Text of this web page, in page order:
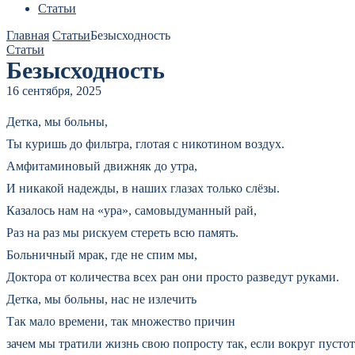
Статьи
Главная СтатьиБезысходность
Статьи
Безысходность
16 сентября, 2025
Детка, мы больны,
Ты куришь до фильтра, глотая с никотином воздух.
Амфитаминовый движняк до утра,
И никакой надежды, в наших глазах только слёзы.
Казалось нам на «ура», самовыдуманный рай,
Раз на раз мы рискуем стереть всю память.
Больничный мрак, где не спим мы,
Доктора от количества всех ран они просто разведут руками.
Детка, мы больны, нас не излечить
Так мало времени, так множество причин
зачем мы тратили жизнь свою попросту так, если вокруг